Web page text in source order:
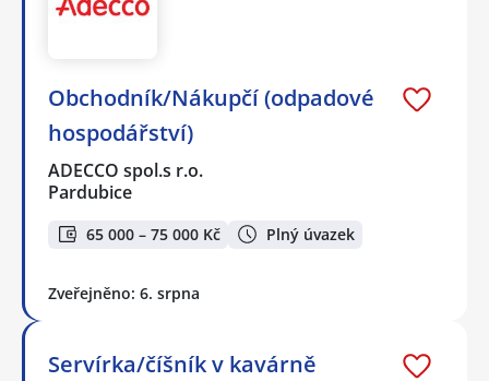
Obchodník/Nákupčí (odpadové
hospodářství)
ADECCO spol.s r.o.
Pardubice
65 000 – 75 000 Kč Plný úvazek
Zveřejněno: 6. srpna
Servírka/číšník v kavárně